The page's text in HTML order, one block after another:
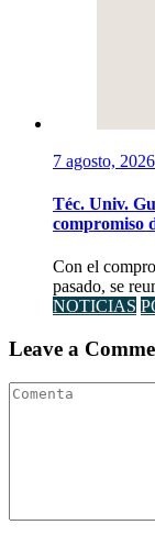
7 agosto, 2026
Téc. Univ.
compromiso
Con el
pasado, se
NOTICIAS
Leave a